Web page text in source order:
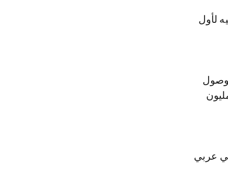
لأول
عربي